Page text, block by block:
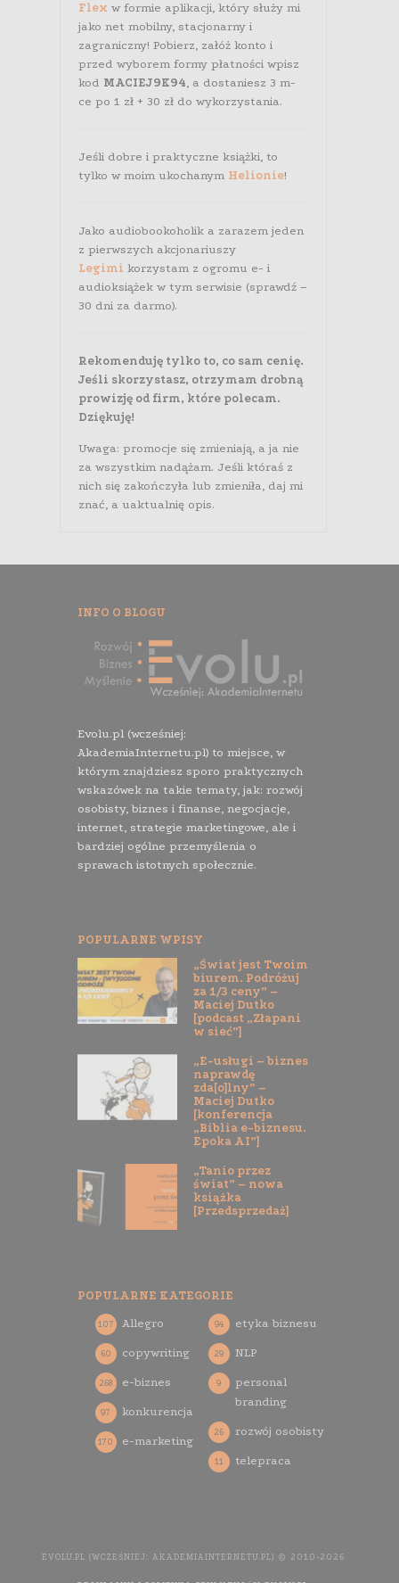
Flex w formie aplikacji, który służy mi
jako net mobilny, stacjonarny i
zagraniczny! Pobierz, załóż konto i
przed wyborem formy płatności wpisz
kod MACIEJ9K94, a dostaniesz 3 m-
ce po 1 zł + 30 zł do wykorzystania.
Jeśli dobre i praktyczne książki, to
tylko w moim ukochanym Helionie!
Jako audiobookoholik a zarazem jeden
z pierwszych akcjonariuszy
Legimi korzystam z ogromu e- i
audioksiążek w tym serwisie (sprawdź –
30 dni za darmo).
Rekomenduję tylko to, co sam cenię.
Jeśli skorzystasz, otrzymam drobną
prowizję od firm, które polecam.
Dziękuję!
Uwaga: promocje się zmieniają, a ja nie
za wszystkim nadążam. Jeśli któraś z
nich się zakończyła lub zmieniła, daj mi
znać, a uaktualnię opis.
INFO O BLOGU
Evolu.pl (wcześniej:
AkademiaInternetu.pl) to miejsce, w
którym znajdziesz sporo praktycznych
wskazówek na takie tematy, jak: rozwój
osobisty, biznes i finanse, negocjacje,
internet, strategie marketingowe, ale i
bardziej ogólne przemyślenia o
sprawach istotnych społecznie.
POPULARNE WPISY
„Świat jest Twoim
biurem. Podróżuj
za 1/3 ceny” –
Maciej Dutko
[podcast „Złapani
w sieć”]
„E-usługi – biznes
naprawdę
zda[o]lny” –
Maciej Dutko
[konferencja
„Biblia e-biznesu.
Epoka AI”]
„Tanio przez
świat” – nowa
książka
[Przedsprzedaż]
POPULARNE KATEGORIE
Allegro
107
copywriting
60
e-biznes
268
konkurencja
97
e-marketing
170
etyka biznesu
94
NLP
29
personal
branding
9
rozwój osobisty
26
telepraca
11
EVOLU.PL (WCZEŚNIEJ: AKADEMIAINTERNETU.PL) © 2010-2026